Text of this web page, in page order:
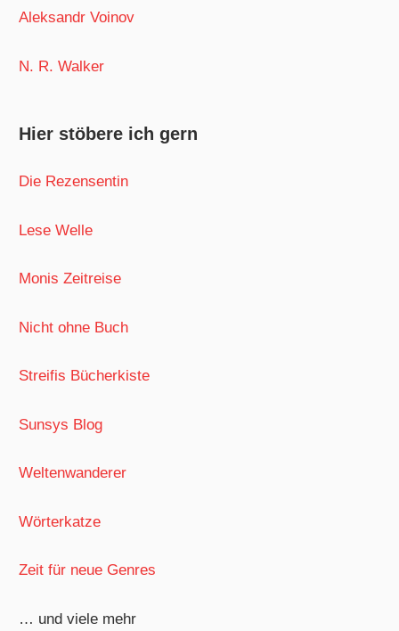
Aleksandr Voinov
N. R. Walker
Hier stöbere ich gern
Die Rezensentin
Lese Welle
Monis Zeitreise
Nicht ohne Buch
Streifis Bücherkiste
Sunsys Blog
Weltenwanderer
Wörterkatze
Zeit für neue Genres
… und viele mehr